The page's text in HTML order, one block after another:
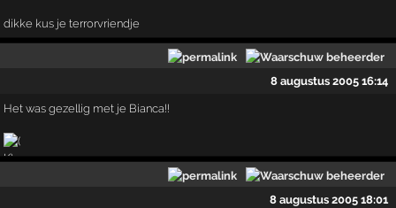
dikke kus je terrorvriendje
8 augustus 2005 16:14
Het was gezellig met je Bianca!!
8 augustus 2005 18:01